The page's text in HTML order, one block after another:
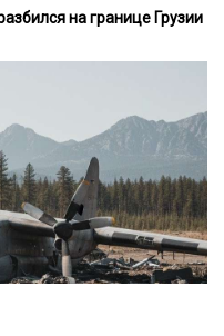
на границе Грузии